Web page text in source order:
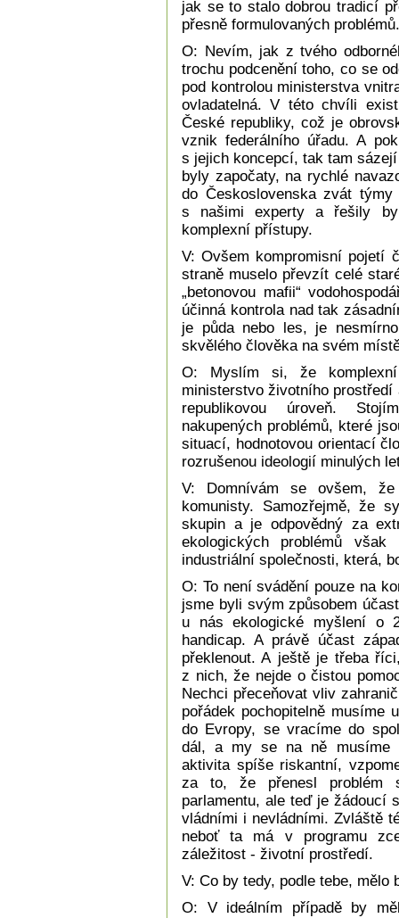
jak se to stalo dobrou tradicí
přesně formulovaných problémů.
O: Nevím, jak z tvého
trochu podcenění toho, co se
pod kontrolou ministerstva
ovladatelná. V této chvíli
České republiky, což je
vznik federálního úřadu. A
s jejich koncepcí, tak tam
byly započaty, na rychlé
do Československa zvát
s našimi experty a řešily
komplexní přístupy.
V: Ovšem kompromisní pojetí
straně muselo převzít celé
„betonovou mafii“
účinná kontrola nad tak
je půda nebo les, je
skvělého člověka na svém
O: Myslím si, že
ministerstvo životního prostředí
republikovou úroveň.
nakupených problémů, které
situací, hodnotovou orientací
rozrušenou ideologií minulých
V: Domnívám se ovšem,
komunisty. Samozřejmě, že
skupin a je odpovědný za
ekologických problémů
industriální společnosti, která,
O: To není svádění pouze na
jsme byli svým způsobem
u nás ekologické myšlení o
handicap. A právě účast
překlenout. A ještě je třeba
z nich, že nejde o čistou
Nechci přeceňovat vliv
pořádek pochopitelně
do Evropy, se vracíme do
dál, a my se na ně musíme
aktivita spíše riskantní,
za to, že přenesl problém
parlamentu, ale teď je žádoucí
vládními i nevládními. Zvláště
neboť ta má v programu
záležitost - životní prostředí.
V: Co by tedy, podle tebe,
O: V ideálním případě by